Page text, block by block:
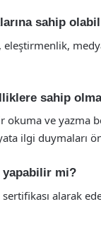
sahip
eleştirmenlik,
sahip
ve yazma
ilgi duymaları
yapabilir mi?
alarak